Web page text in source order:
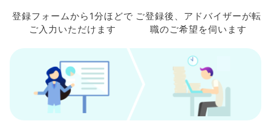
登録フォームから 1分ほどで
ご入力 いただけます
ご登録後、 アドバイザーが転
職のご希望を伺います